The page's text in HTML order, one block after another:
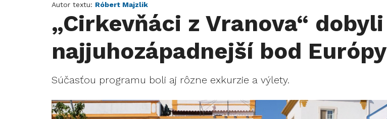
Autor textu: Róbert Majzlik
„Cirkevňáci z Vranova“ dobyli
najjuhozápadnejší bod Európy
Súčasťou programu boli aj rôzne exkurzie a výlety.